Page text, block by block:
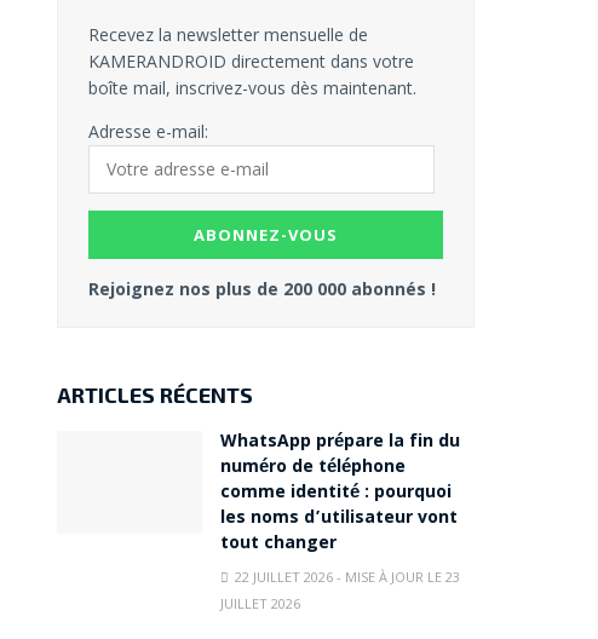
Recevez la newsletter mensuelle de
KAMERANDROID directement dans votre
boîte mail, inscrivez-vous dès maintenant.
Adresse e-mail:
Rejoignez nos plus de 200 000 abonnés !
ARTICLES RÉCENTS
WhatsApp prépare la fin du
numéro de téléphone
comme identité : pourquoi
les noms d’utilisateur vont
tout changer
22 JUILLET 2026 - MISE À JOUR LE 23
JUILLET 2026